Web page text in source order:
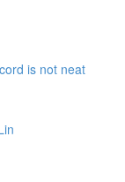
is not neat